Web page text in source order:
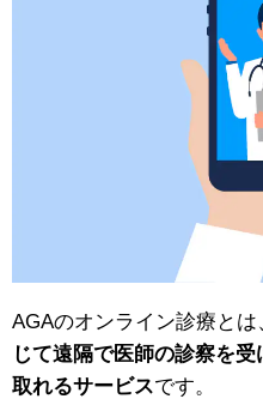
AGAのオンライン診療とは
じて遠隔で医師の診察を
取れるサービスです。